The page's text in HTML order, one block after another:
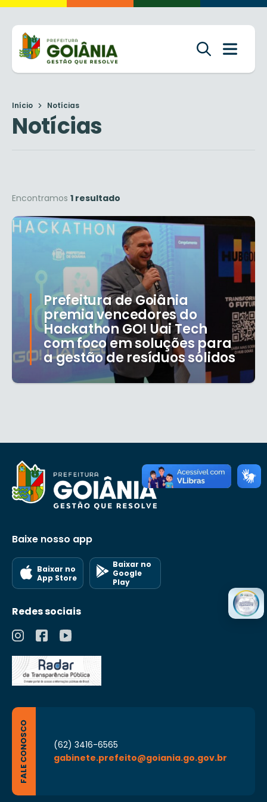
Início Notícias
Notícias
Encontramos 1 resultado
Prefeitura de Goiânia
premia vencedores do
Hackathon GO! Uai Tech
com foco em soluções para
a gestão de resíduos sólidos
Baixe nosso app
Baixar no
App Store
Baixar no
Google
Play
Redes sociais
FALE CONOSCO
(62) 3416-6565
gabinete.prefeito@goiania.go.gov.br